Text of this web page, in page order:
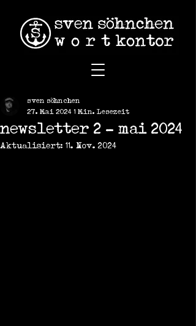
newsletter 2 - mai 2024
sven söhnchen
27. Mai 2024 1 Min. Lesezeit
Aktualisiert: 11. Nov. 2024